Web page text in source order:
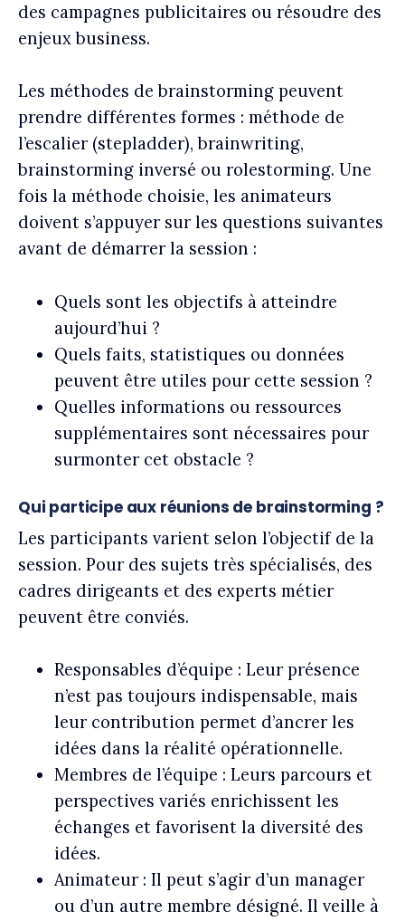
des campagnes publicitaires ou résoudre des
enjeux business.
Les méthodes de brainstorming peuvent
prendre différentes formes : méthode de
l’escalier (stepladder), brainwriting,
brainstorming inversé ou rolestorming. Une
fois la méthode choisie, les animateurs
doivent s’appuyer sur les questions suivantes
avant de démarrer la session :
Quels sont les objectifs à atteindre
aujourd’hui ?
Quels faits, statistiques ou données
peuvent être utiles pour cette session ?
Quelles informations ou ressources
supplémentaires sont nécessaires pour
surmonter cet obstacle ?
Qui participe aux réunions de brainstorming ?
Les participants varient selon l’objectif de la
session. Pour des sujets très spécialisés, des
cadres dirigeants et des experts métier
peuvent être conviés.
Responsables d’équipe : Leur présence
n’est pas toujours indispensable, mais
leur contribution permet d’ancrer les
idées dans la réalité opérationnelle.
Membres de l’équipe : Leurs parcours et
perspectives variés enrichissent les
échanges et favorisent la diversité des
idées.
Animateur : Il peut s’agir d’un manager
ou d’un autre membre désigné. Il veille à